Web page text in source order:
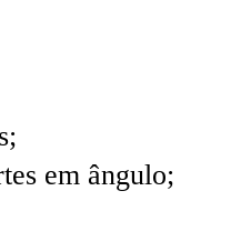
em ângulo;